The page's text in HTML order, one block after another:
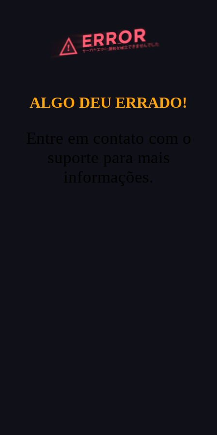
ALGO DEU ERRADO!
Entre em contato com o
suporte para mais
informações.